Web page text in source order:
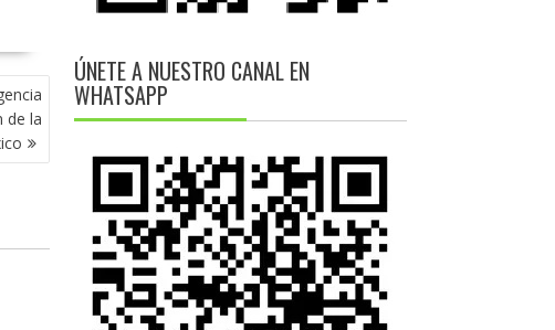
de la
ÚNETE A NUESTRO CANAL EN
WHATSAPP